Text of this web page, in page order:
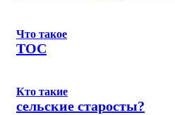
Что такое
ТОС
Кто такие
сельские старосты?